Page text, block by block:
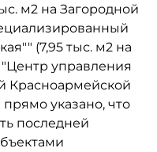
м2 на Загородной
(7,95 тыс. м2 на
управления
Красноармейской
указано, что
последней